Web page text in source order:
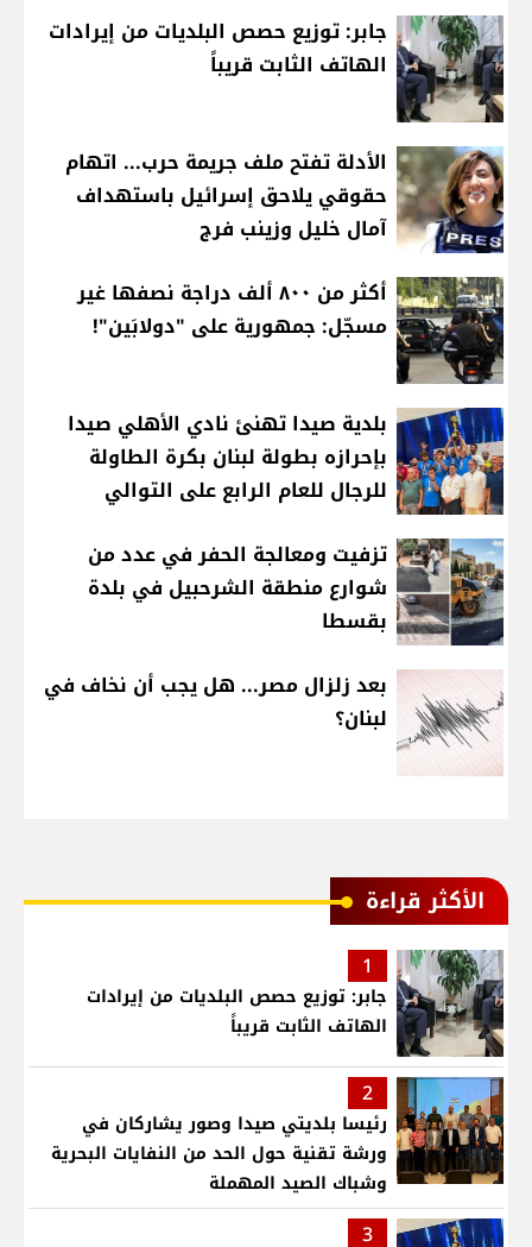
جابر: توزيع حصص البلديات من إيرادات
الهاتف الثابت قريباً
الأدلة تفتح ملف جريمة حرب... اتهام
حقوقي يلاحق إسرائيل باستهداف
آمال خليل وزينب فرج
أكثر من ٨٠٠ ألف دراجة نصفها غير
مسجّل: جمهورية على "دولابَين"!
بلدية صيدا تهنئ نادي الأهلي صيدا
بإحرازه بطولة لبنان بكرة الطاولة
للرجال للعام الرابع على التوالي
تزفيت ومعالجة الحفر في عدد من
شوارع منطقة الشرحبيل في بلدة
بقسطا
بعد زلزال مصر... هل يجب أن نخاف في
لبنان؟
الأكثر قراءة
1
جابر: توزيع حصص البلديات من إيرادات
الهاتف الثابت قريباً
2
رئيسا بلديتي صيدا وصور يشاركان في
ورشة تقنية حول الحد من النفايات البحرية
وشباك الصيد المهملة
3